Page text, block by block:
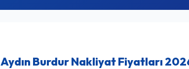
Aydın Burdur Nakliyat Fiyatları